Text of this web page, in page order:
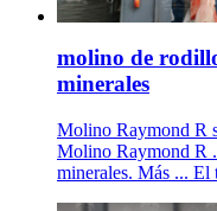
molino de
minerales
Molino Raymond R
Molino Raymond R
minerales. Más ...